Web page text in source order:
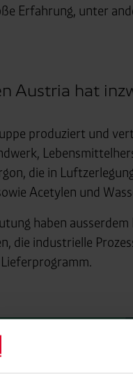
Erfahrung, unter
Austria hat
produziert und
die in
Acetylen und
haben
die industrielle